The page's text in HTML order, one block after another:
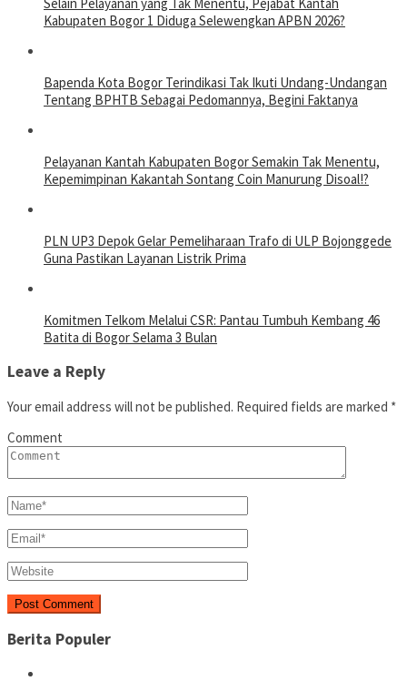
Kabupaten Bogor 1 Diduga Selewengkan APBN 2026?
Bapenda Kota Bogor Terindikasi Tak Ikuti Undang-Undangan
Tentang BPHTB Sebagai Pedomannya, Begini Faktanya
Pelayanan Kantah Kabupaten Bogor Semakin Tak Menentu,
Kepemimpinan Kakantah Sontang Coin Manurung Disoal!?
PLN UP3 Depok Gelar Pemeliharaan Trafo di ULP Bojonggede
Guna Pastikan Layanan Listrik Prima
Komitmen Telkom Melalui CSR: Pantau Tumbuh Kembang 46
Batita di Bogor Selama 3 Bulan
Leave a Reply
Your email address will not be published. Required fields are marked *
Comment
Berita Populer